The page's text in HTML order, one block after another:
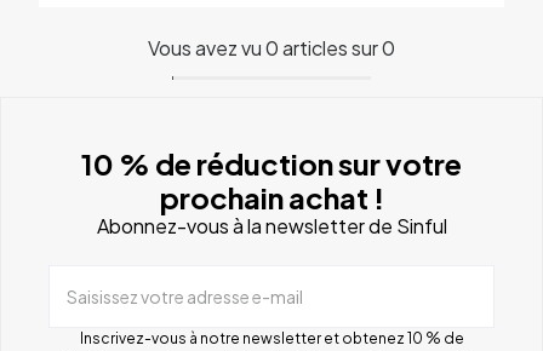
Vous avez vu 0 articles sur 0
10 % de réduction sur votre
prochain achat !
Abonnez-vous à la newsletter de Sinful
Saisissez votre adresse e-mail
Inscrivez-vous à notre newsletter et obtenez 10 % de